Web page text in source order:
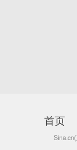
首页